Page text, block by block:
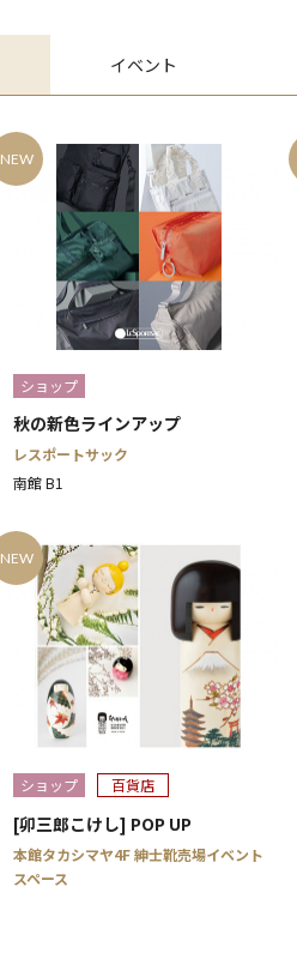
イベント
NEW
ショップ
秋の新色ラインアップ
レスポートサック
南館 B1
NEW
ショップ 百貨店
[卯三郎こけし] POP UP
本館タカシマヤ4F 紳士靴売場イベント
スペース